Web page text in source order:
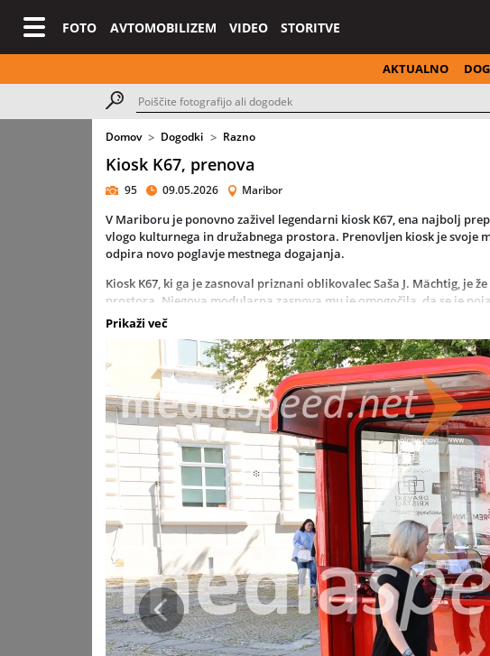
FOTO AVTOMOBILIZEM VIDEO STORITVE
AKTUALNO
Domov Dogodki Razno
Kiosk K67, prenova
95 09.05.2026 Maribor
V Mariboru je ponovno zaživel legendarni kiosk K67, ena najbolj
vlogo kulturnega in družabnega prostora. Prenovljen kiosk je
odpira novo poglavje mestnega dogajanja.
Kiosk K67, ki ga je zasnoval priznani oblikovalec Saša J. Mächtig, je
prostora. Njegova modularna zasnova mu je omogočila, da se je
Museum of Modern Art.
Posebnost mariborske zgodbe je tudi proces prenove, ki so ga
učiteljev. Projekt je nastal na pobudo občanov v okviru
Prenovljeni kiosk je danes živ prostor namenjen pop-up
dogodkom. S tem postaja nova točka srečevanja, ustvarjalnosti in
Otvoritev je pospremil tudi spremljevalni program, med drugim
prihodnjih tednih še dodatno oživile prostor pred galerijo.
Prikaži več
Prejšnja